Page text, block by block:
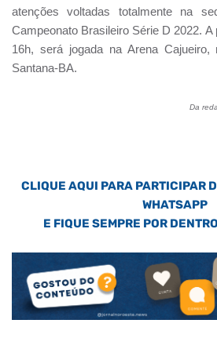
atenções voltadas totalmente na
Campeonato Brasileiro Série D 2022.
16h, será jogada na Arena
Santana-BA.
Da
CLIQUE AQUI PARA PARTICIPAR
WHATSAPP
E FIQUE SEMPRE POR